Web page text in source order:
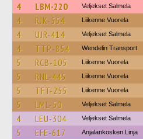
4 LBM-220 Veljekset Salmela
4 RJK-554 Liikenne Vuorela
4 UJR-414 Veljekset Salmela
4 TTP-854 Wendelin Transport
5 RCB-105 Liikenne Vuorela
5 RNL-445 Liikenne Vuorela
5 TFT-255 Liikenne Vuorela
5 LML-50 Veljekset Salmela
4 LEU-304 Veljekset Salmela
5 EFE-617 Anjalankosken Linja